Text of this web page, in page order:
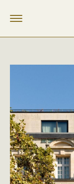
CHAMBRES
LE ROOFTOP
ÉVÈNEMENTS
OFFRES
CONTACT